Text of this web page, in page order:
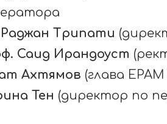
Трипати
Саид Ирандоуст
Ахтямов (глава EPAM
Тен (директор по